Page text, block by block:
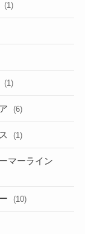
(1)
(1)
(6)
(1)
マーライン
(10)